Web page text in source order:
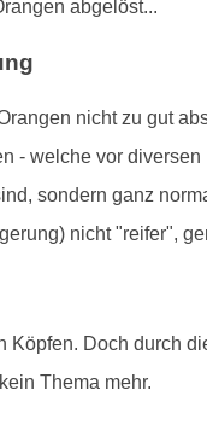
abgelöst...
nicht zu gut
- welche vor
sondern ganz
nicht "reifer",
Köpfen. Doch durch
Thema mehr.